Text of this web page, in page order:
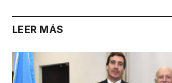
LEER MÁS